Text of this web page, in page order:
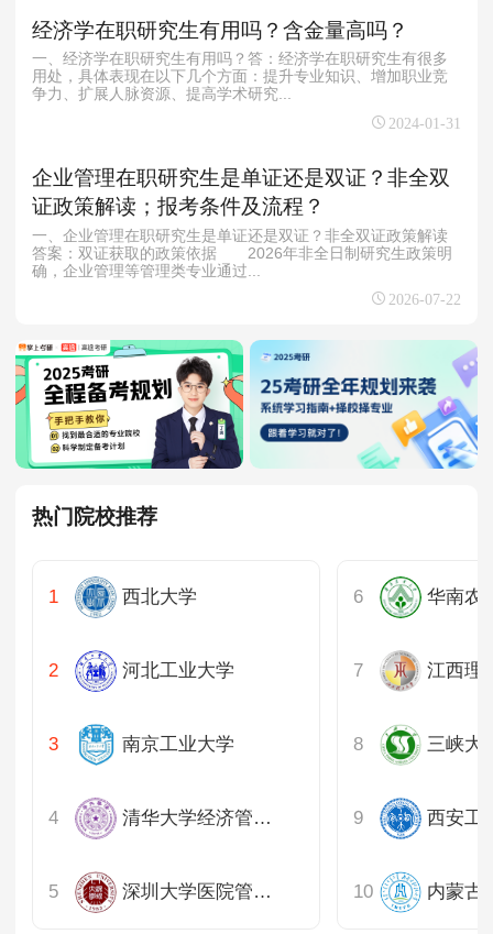
经济学在职研究生有用吗？含金量高吗？
一、经济学在职研究生有用吗？答：经济学在职研究生有很多
用处，具体表现在以下几个方面：提升专业知识、增加职业竞
争力、扩展人脉资源、提高学术研究...
2024-01-31
企业管理在职研究生是单证还是双证？非全双
证政策解读；报考条件及流程？
一、企业管理在职研究生是单证还是双证？非全双证政策解读
答案：双证获取的政策依据 2026年非全日制研究生政策明
确，企业管理等管理类专业通过...
2026-07-22
热门院校推荐
西北大学
河北工业大学
南京工业大学
清华大学经济管理学院
深圳大学医院管理研究院
华南农
江西理
三峡大
西安工
内蒙古